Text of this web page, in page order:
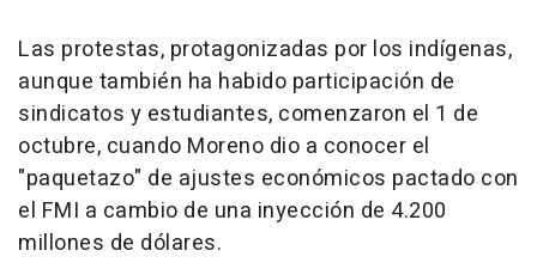
Las protestas, protagonizadas por los indígenas,
aunque también ha habido participación de
sindicatos y estudiantes, comenzaron el 1 de
octubre, cuando Moreno dio a conocer el
"paquetazo" de ajustes económicos pactado con
el FMI a cambio de una inyección de 4.200
millones de dólares.